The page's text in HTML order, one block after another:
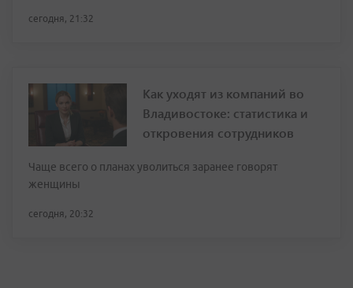
сегодня, 21:32
Как уходят из компаний во
Владивостоке: статистика и
откровения сотрудников
Чаще всего о планах уволиться заранее говорят
женщины
сегодня, 20:32